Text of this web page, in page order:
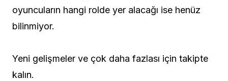
oyuncuların hangi rolde yer alacağı ise henüz
bilinmiyor.
Yeni gelişmeler ve çok daha fazlası için takipte
kalın.